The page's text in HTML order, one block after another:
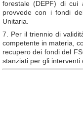
forestale (DEPF) di cui
provvede con i fondi
Unitaria.
7. Per il triennio di
competente in materia,
recupero dei fondi del
stanziati per gli